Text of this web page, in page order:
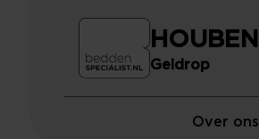
Over ons
HOUBEN
Geldrop